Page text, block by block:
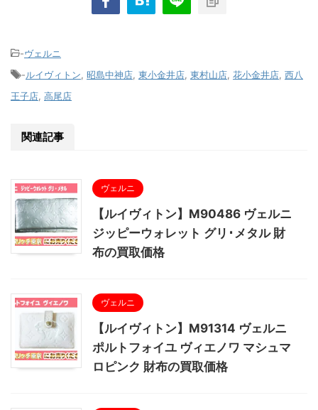
-ヴェルニ
-ルイヴィトン 昭島中神店 東小金井店 東村山店 花小金井店 西八
王子店 高尾店
関連記事
ヴェルニ
【ルイヴィトン】M90486 ヴェルニ
ジッピーウォレット グリ･メタル 財
布の買取価格
ヴェルニ
【ルイヴィトン】M91314 ヴェルニ
ポルトフォイユ ヴィエノワ マシュマ
ロピンク 財布の買取価格